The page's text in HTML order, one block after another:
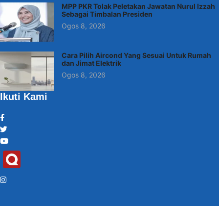
MPP PKR Tolak Peletakan Jawatan Nurul Izzah
Sebagai Timbalan Presiden
Ogos 8, 2026
Cara Pilih Aircond Yang Sesuai Untuk Rumah
dan Jimat Elektrik
Ogos 8, 2026
Ikuti Kami